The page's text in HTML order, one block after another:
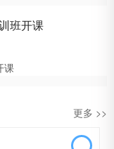
班开课
课
更多 >>